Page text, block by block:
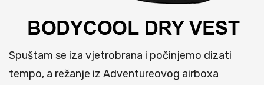
Spuštam se iza vjetrobrana i počinjemo dizati
tempo, a režanje iz Adventureovog airboxa